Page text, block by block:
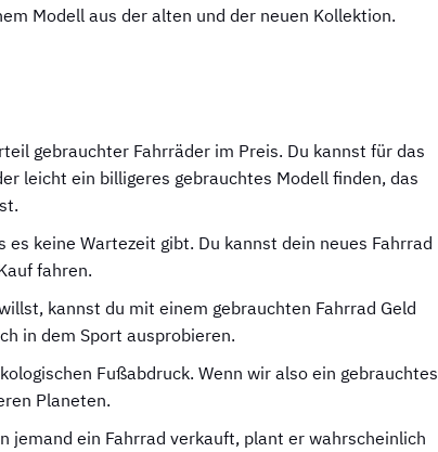
Modell aus der alten und der neuen Kollektion.
gebrauchter Fahrräder im Preis. Du kannst für das
leicht ein billigeres gebrauchtes Modell finden, das
keine Wartezeit gibt. Du kannst dein neues Fahrrad
fahren.
kannst du mit einem gebrauchten Fahrrad Geld
in dem Sport ausprobieren.
Fußabdruck. Wenn wir also ein gebrauchtes
Planeten.
jemand ein Fahrrad verkauft, plant er wahrscheinlich